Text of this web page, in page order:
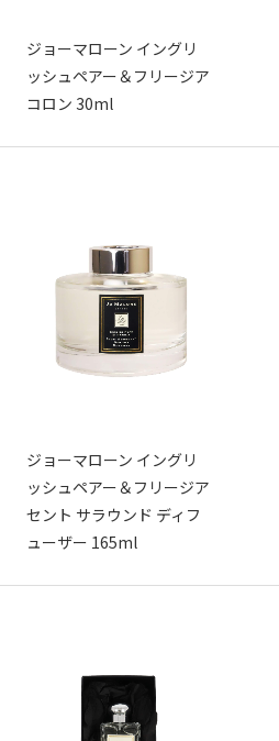
ジョーマローン イングリ
ッシュペアー＆フリージア
コロン 30ml
ジョーマローン イングリ
ッシュペアー＆フリージア
セント サラウンド ディフ
ューザー 165ml